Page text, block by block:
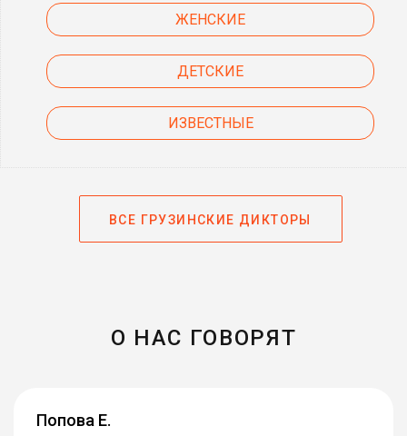
ЖЕНСКИЕ
ДЕТСКИЕ
ИЗВЕСТНЫЕ
ВСЕ ГРУЗИНСКИЕ ДИКТОРЫ
О НАС ГОВОРЯТ
Попова Е.